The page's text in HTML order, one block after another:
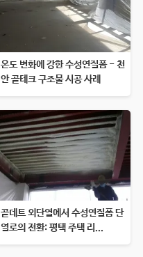
온도 변화에 강한 수성연질폼 - 천
안 골테크 구조물 시공 사례
골데트 외단열에서 수성연질폼 단
열로의 전환: 평택 주택 리...